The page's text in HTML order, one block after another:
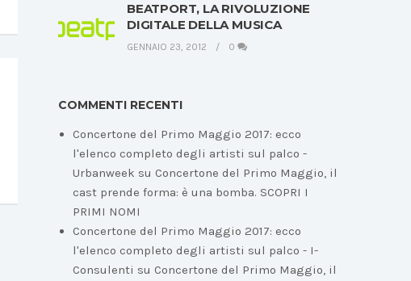
BEATPORT, LA RIVOLUZIONE
DIGITALE DELLA MUSICA
GENNAIO 23, 2012 0
COMMENTI RECENTI
Concertone del Primo Maggio 2017: ecco
l'elenco completo degli artisti sul palco -
Urbanweek su Concertone del Primo Maggio, il
cast prende forma: è una bomba. SCOPRI I
PRIMI NOMI
Concertone del Primo Maggio 2017: ecco
l'elenco completo degli artisti sul palco - I-
Consulenti su Concertone del Primo Maggio, il